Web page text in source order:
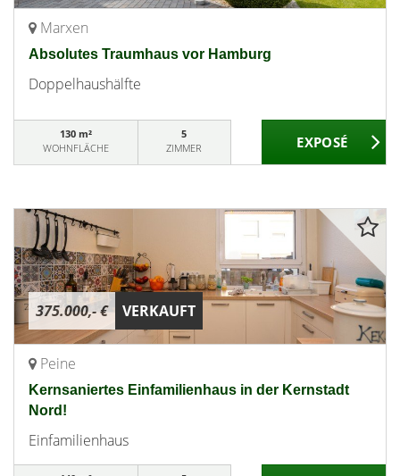
Marxen
Absolutes Traumhaus vor Hamburg
Doppelhaushälfte
130 m²
WOHNFLÄCHE
5
ZIMMER
375.000,- € VERKAUFT
Peine
Kernsaniertes Einfamilienhaus in der Kernstadt
Nord!
Einfamilienhaus